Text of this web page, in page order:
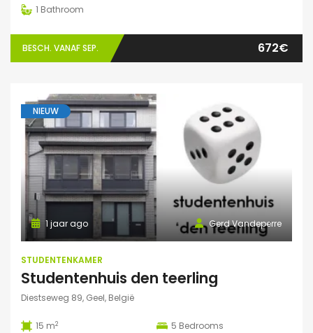
1 Bathroom
BESCH. VANAF SEP. 672€
NIEUW
Gerd Vandeperre
1 jaar ago
STUDENTENKAMER
Studentenhuis den teerling
Diestseweg 89, Geel, België
15 m2 5 Bedrooms